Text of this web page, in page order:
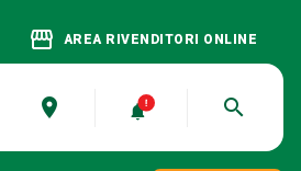
storefront AREA RIVENDITORI ONLINE
place search